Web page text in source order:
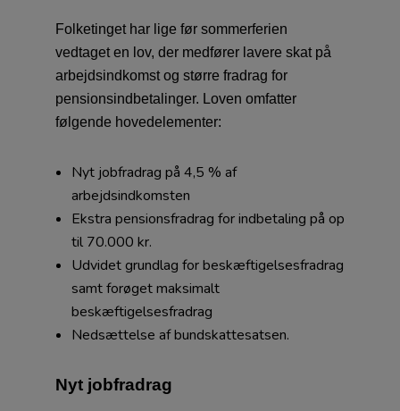
Folketinget har lige før sommerferien
vedtaget en lov, der medfører lavere skat på
arbejdsindkomst og større fradrag for
pensionsindbetalinger. Loven omfatter
følgende hovedelementer:
Nyt jobfradrag på 4,5 % af
arbejdsindkomsten
Ekstra pensionsfradrag for indbetaling på op
til 70.000 kr.
Udvidet grundlag for beskæftigelsesfradrag
samt forøget maksimalt
beskæftigelsesfradrag
Nedsættelse af bundskattesatsen.
Nyt jobfradrag